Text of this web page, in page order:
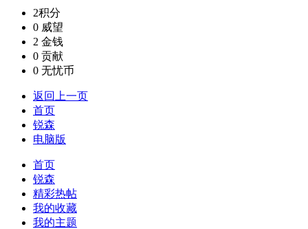
2积分
0 威望
2 金钱
0 贡献
0 无忧币
返回上一页
首页
锐森
电脑版
首页
锐森
精彩热帖
我的收藏
我的主题